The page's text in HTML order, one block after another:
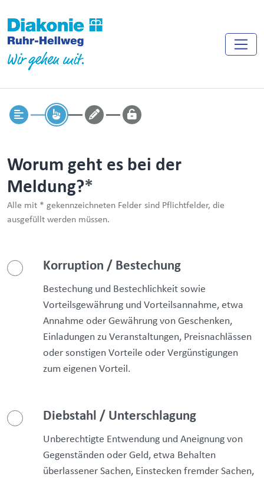
Worum geht es bei der
Meldung?
Alle mit * gekennzeichneten Felder sind Pflichtfelder, die
ausgefüllt werden müssen.
Korruption / Bestechung
Bestechung und Bestechlichkeit sowie
Vorteilsgewährung und Vorteilsannahme, etwa
Annahme oder Gewährung von Geschenken,
Einladungen zu Veranstaltungen, Preisnachlässen
oder sonstigen Vorteile oder Vergünstigungen
zum eigenen Vorteil.
Diebstahl / Unterschlagung
Unberechtigte Entwendung und Aneignung von
Gegenständen oder Geld, etwa Behalten
überlassener Sachen, Einstecken fremder Sachen,